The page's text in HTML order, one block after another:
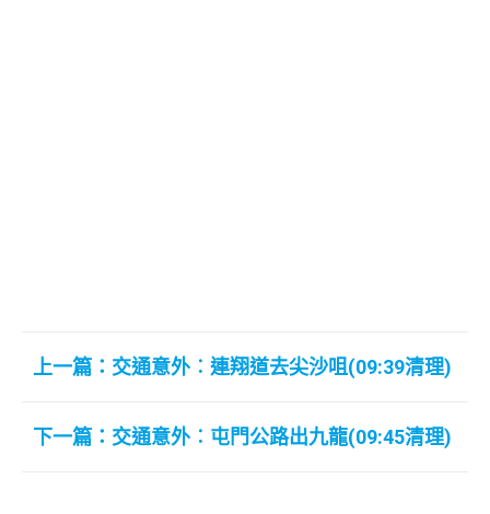
上一篇：交通意外︰連翔道去尖沙咀(09:39清理)
下一篇：交通意外︰屯門公路出九龍(09:45清理)